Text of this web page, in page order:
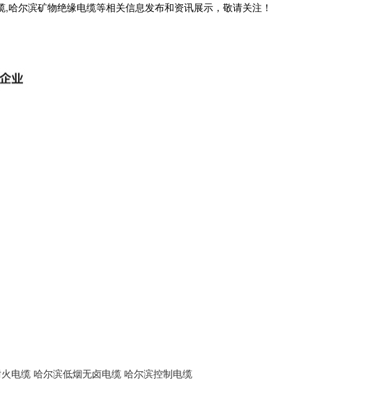
,哈尔滨矿物绝缘电缆等相关信息发布和资讯展示，敬请关注！
电缆 哈尔滨低烟无卤电缆 哈尔滨控制电缆